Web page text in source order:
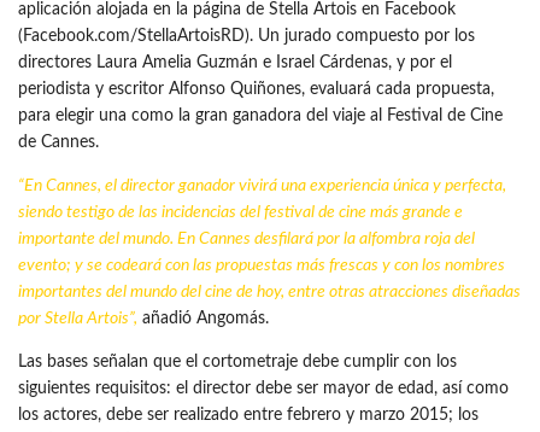
aplicación alojada en la página de Stella Artois en Facebook
(Facebook.com/StellaArtoisRD). Un jurado compuesto por los
directores Laura Amelia Guzmán e Israel Cárdenas, y por el
periodista y escritor Alfonso Quiñones, evaluará cada propuesta,
para elegir una como la gran ganadora del viaje al Festival de Cine
de Cannes.
“En Cannes, el director ganador vivirá una experiencia única y perfecta,
siendo testigo de las incidencias del festival de cine más grande e
importante del mundo. En Cannes desfilará por la alfombra roja del
evento; y se codeará con las propuestas más frescas y con los nombres
importantes del mundo del cine de hoy, entre otras atracciones diseñadas
por Stella Artois”, añadió Angomás.
Las bases señalan que el cortometraje debe cumplir con los
siguientes requisitos: el director debe ser mayor de edad, así como
los actores, debe ser realizado entre febrero y marzo 2015; los